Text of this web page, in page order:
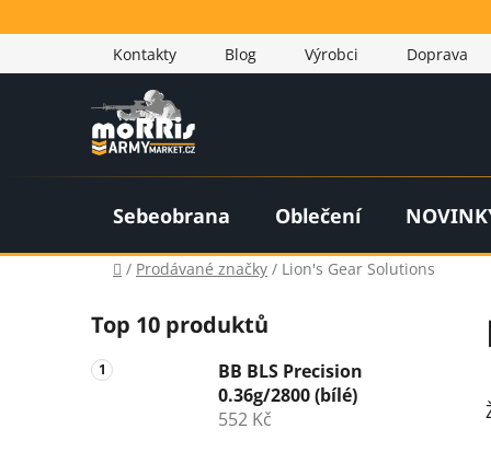
na
Kontakty
Blog Výrobci Doprava
Sebeobrana Oblečení
Domů
/ Prodávané značky / Lion's Gear Solutions
o
s
t
Top 10 produktů
BB BLS Precision
0.36g/2800 (bílé)
552 Kč